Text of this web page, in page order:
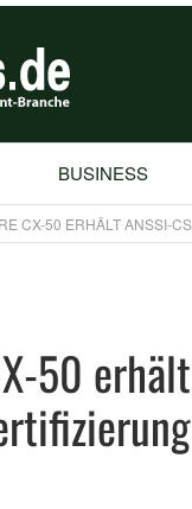
BUSINESS
CX-50 ERHÄLT ANSSI-
50